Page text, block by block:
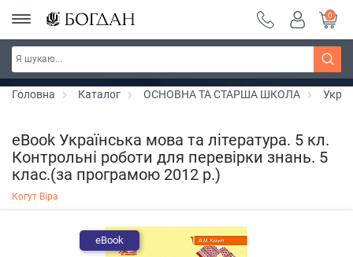
РОЗПРОДАЖ ~ 150 грн ~ 200 грн ~ 250 грн ~
300 грн ~ РОЗПРОДАЖ
Дізнатись більше
0
Головна Каталог ОСНОВНА ТА СТАРША ШКОЛА
eBook Українська мова та література. 5 кл.
Контрольні роботи для перевірки знань. 5
клас.(за програмою 2012 р.)
Когут Віра
eBook